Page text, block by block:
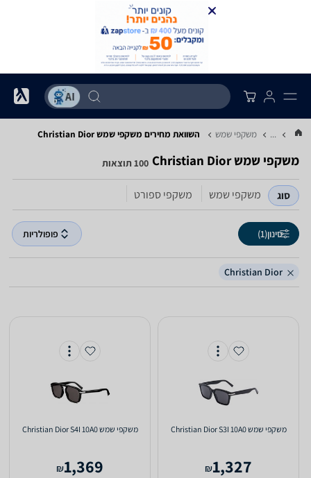
... משקפי שמש השוואת מחירים משקפי שמש ‏Christian Dior
משקפי שמש ‏Christian Dior 100 תוצאות
סוג משקפי שמש משקפי ספורט
סינון(1) פופולריות
Christian Dior
משקפי שמש Christian Dior S3I 10A0
1,327
₪
משקפי שמש Christian Dior S4I 10A0
1,369
₪